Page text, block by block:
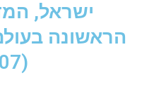
ישראל,
הראשונה
(2007):